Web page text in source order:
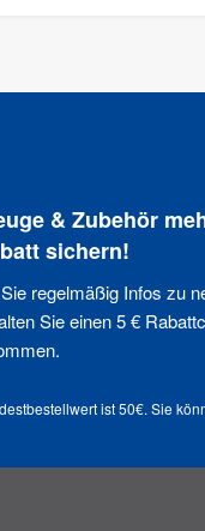
& Zubehör
sichern!
regelmäßig Infos zu
Sie einen 5 €
ist 50€. Sie